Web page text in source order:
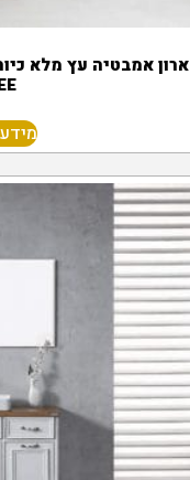
ארון אמבטיה עץ מלא